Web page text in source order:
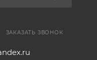
ЗАКАЗАТЬ ЗВОНОК